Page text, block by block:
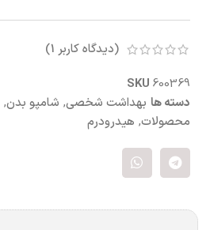
(دیدگاه کاربر 1
)
SKU 600369
دسته ها بهداشت شخصی, شامپو بدن,
محصولات, هیدرودرم